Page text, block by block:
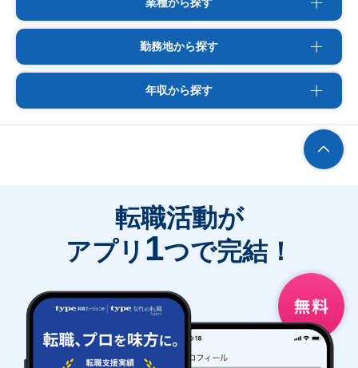
勤務地から探す
年収から探す
転職活動が
アプリ 1つで完結！